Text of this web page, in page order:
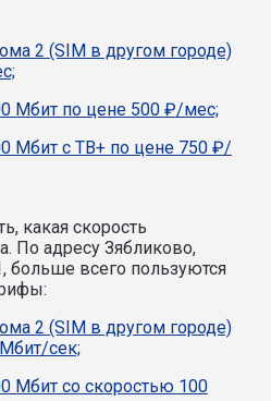
2 (SIM в другом городе)
Мбит по цене 500 ₽/мес;
Мбит с ТВ+ по цене 750 ₽/
какая скорость
По адресу Зябликово,
больше всего пользуются
2 (SIM в другом городе)
сек;
Мбит со скоростью 100